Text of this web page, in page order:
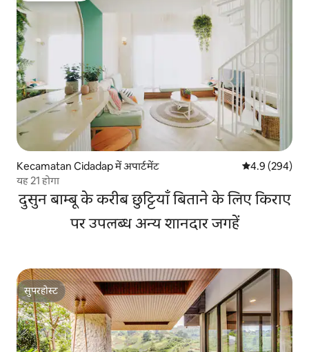
Kecamatan Cidadap में अपार्टमेंट औसत रेटिंग 5 में
4.9 (294)
यह 21 होगा
दुसुन बाम्बू के करीब छुट्टियाँ बिताने के लिए किराए
पर उपलब्ध अन्य शानदार जगहें
सुपरहोस्ट
सुपरहोस्ट